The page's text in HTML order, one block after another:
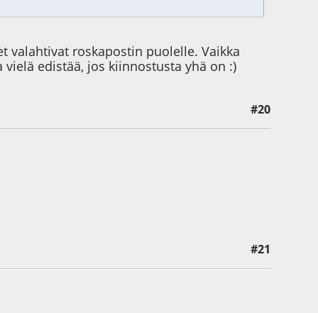
valahtivat roskapostin puolelle. Vaikka
edistää, jos kiinnostusta yhä on :)
#20
#21